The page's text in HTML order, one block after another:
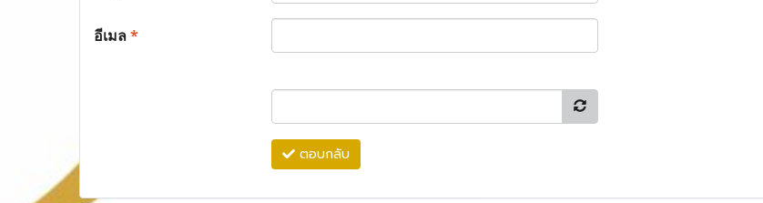
อีเมล*
ตอบกลับ